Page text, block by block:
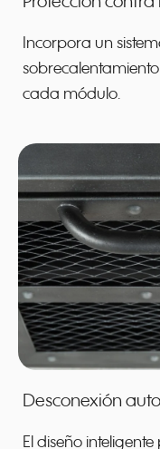
Incorpora un
cada módulo.
Desconexión
El diseño